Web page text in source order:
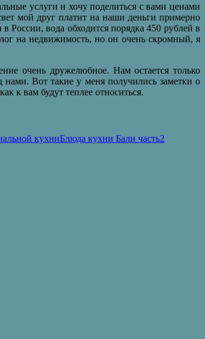
услуги и хочу поделиться с вами ценами
мой друг платит на наши деньги примерно
России, вода обходится порядка 450 рублей в
на недвижимость, но он очень скромный, я
очень дружелюбное. Нам остается только
нами. Вот такие у меня получились заметки о
к вам будут теплее относиться.
Блюда кухни Бали часть2